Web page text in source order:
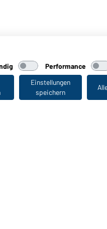
Zuletzt
Performance
Einstellungen
speichern